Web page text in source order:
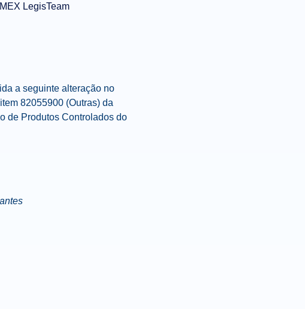
LegisTeam
a seguinte alteração no
82055900 (Outras) da
de Produtos Controlados do